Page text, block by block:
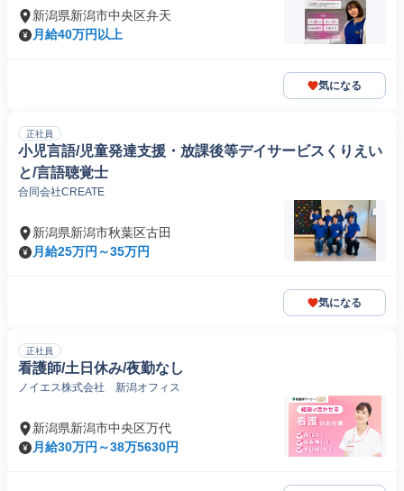
新潟県新潟市中央区弁天
月給40万円以上
気になる
正社員
小児言語/児童発達支援・放課後等デイサービスくりえい
と/言語聴覚士
合同会社CREATE
新潟県新潟市秋葉区古田
月給25万円～35万円
気になる
正社員
看護師/土日休み/夜勤なし
ノイエス株式会社 新潟オフィス
新潟県新潟市中央区万代
月給30万円～38万5630円